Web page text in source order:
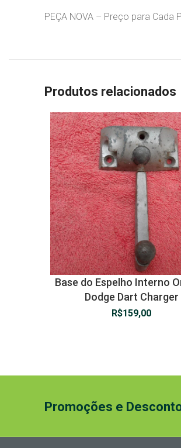
PEÇA NOVA – Preço para Cada
Produtos relacionados
Base do Espelho Interno
Dodge Dart Charger
R$159,00
Promoções e